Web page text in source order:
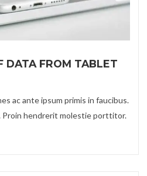
DATA FROM TABLET
ac ante ipsum primis in faucibus.
Proin hendrerit molestie porttitor.